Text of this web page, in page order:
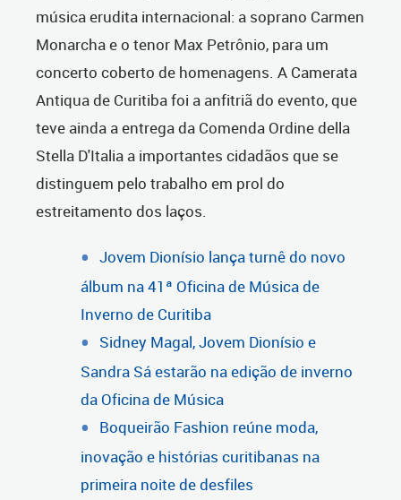
música erudita internacional: a soprano Carmen
Monarcha e o tenor Max Petrônio, para um
concerto coberto de homenagens. A Camerata
Antiqua de Curitiba foi a anfitriã do evento, que
teve ainda a entrega da Comenda Ordine della
Stella D'Italia a importantes cidadãos que se
distinguem pelo trabalho em prol do
estreitamento dos laços.
Jovem Dionísio lança turnê do novo
álbum na 41ª Oficina de Música de
Inverno de Curitiba
Sidney Magal, Jovem Dionísio e
Sandra Sá estarão na edição de inverno
da Oficina de Música
Boqueirão Fashion reúne moda,
inovação e histórias curitibanas na
primeira noite de desfiles